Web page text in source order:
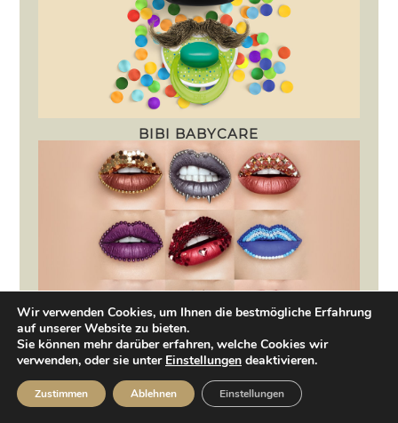
BIBI BABYCARE
SMASHBOX
Wir verwenden Cookies, um Ihnen die bestmögliche Erfahrung
auf unserer Website zu bieten.
Sie können mehr darüber erfahren, welche Cookies wir
verwenden, oder sie unter Einstellungen deaktivieren.
Zustimmen Ablehnen Einstellungen